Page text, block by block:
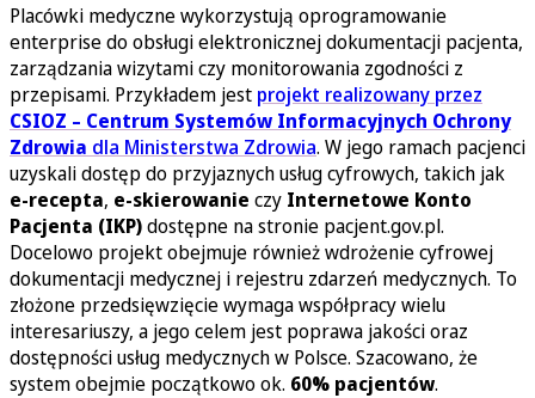
Placówki medyczne wykorzystują oprogramowanie
enterprise do obsługi elektronicznej dokumentacji pacjenta,
zarządzania wizytami czy monitorowania zgodności z
przepisami. Przykładem jest projekt realizowany przez
CSIOZ – Centrum Systemów Informacyjnych Ochrony
Zdrowia dla Ministerstwa Zdrowia. W jego ramach pacjenci
uzyskali dostęp do przyjaznych usług cyfrowych, takich jak
e-recepta, e-skierowanie czy Internetowe Konto
Pacjenta (IKP)dostępne na stronie pacjent.gov.pl.
Docelowo projekt obejmuje również wdrożenie cyfrowej
dokumentacji medycznej i rejestru zdarzeń medycznych. To
złożone przedsięwzięcie wymaga współpracy wielu
interesariuszy, a jego celem jest poprawa jakości oraz
dostępności usług medycznych w Polsce. Szacowano, że
system obejmie początkowo ok. 60% pacjentów.